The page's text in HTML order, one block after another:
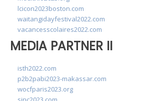
lcicon2023boston.com
waitangidayfestival2022.com
vacancesscolaires2022.com
MEDIA PARTNER II
isth2022.com
p2b2pabi2023-makassar.com
wocfparis2023.org